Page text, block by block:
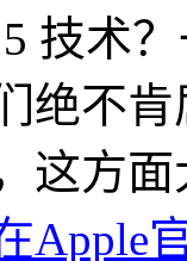
技术
绝不
这方
Apple